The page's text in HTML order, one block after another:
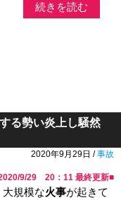
続きを読む
る勢い炎上し騒然
2020年9月29日 /事故
9/29 20：11 最終更新■
規模な火事が起きて